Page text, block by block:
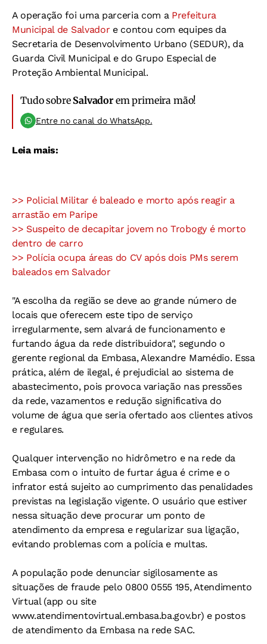
A operação foi uma parceria com a Prefeitura
Municipal de Salvador e contou com equipes da
Secretaria de Desenvolvimento Urbano (SEDUR), da
Guarda Civil Municipal e do Grupo Especial de
Proteção Ambiental Municipal.
Tudo sobre Salvadorem primeira mão!
Entre no canal do WhatsApp.
Leia mais:
>> Policial Militar é baleado e morto após reagir a
arrastão em Paripe
>> Suspeito de decapitar jovem no Trobogy é morto
dentro de carro
>> Polícia ocupa áreas do CV após dois PMs serem
baleados em Salvador
"A escolha da região se deve ao grande número de
locais que oferecem este tipo de serviço
irregularmente, sem alvará de funcionamento e
furtando água da rede distribuidora", segundo o
gerente regional da Embasa, Alexandre Mamédio. Essa
prática, além de ilegal, é prejudicial ao sistema de
abastecimento, pois provoca variação nas pressões
da rede, vazamentos e redução significativa do
volume de água que seria ofertado aos clientes ativos
e regulares.
Qualquer intervenção no hidrômetro e na rede da
Embasa com o intuito de furtar água é crime e o
infrator está sujeito ao cumprimento das penalidades
previstas na legislação vigente. O usuário que estiver
nessa situação deve procurar um ponto de
atendimento da empresa e regularizar sua ligação,
evitando problemas com a polícia e multas.
A população pode denunciar sigilosamente as
situações de fraude pelo 0800 0555 195, Atendimento
Virtual (app ou site
www.atendimentovirtual.embasa.ba.gov.br) e postos
de atendimento da Embasa na rede SAC.